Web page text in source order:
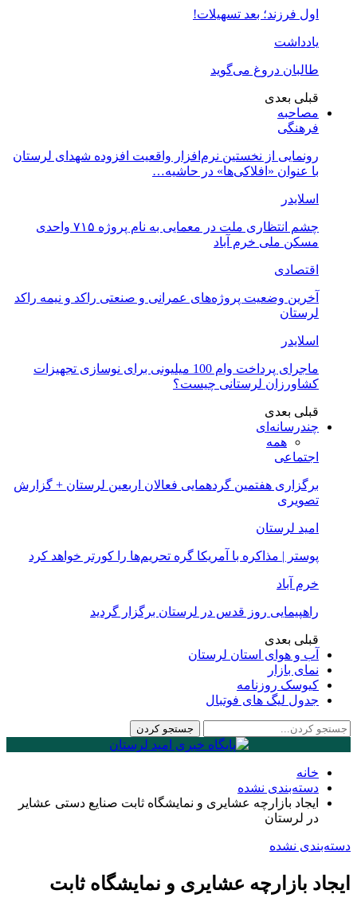
اول فرزند؛ بعد تسهیلات!
یادداشت
طالبان دروغ می‌گوید
قبلی بعدی
مصاحبه
فرهنگی
رونمایی از نخستین نرم‌افزار واقعیت افزوده شهدای لرستان
با عنوان «افلاکی‌ها» در حاشیه…
اسلایدر
چشم انتظاری ملت در معمایی به نام پروژه ۷۱۵ واحدی
مسکن ملی خرم آباد
اقتصادی
آخرین وضعیت پروژه‌های عمرانی و صنعتی راکد و نیمه راکد
لرستان
اسلایدر
ماجرای پرداخت وام 100 میلیونی برای نوسازی تجهیزات
کشاورزان لرستانی چیست؟
قبلی بعدی
چندرسانه‌ای
همه
اجتماعی
برگزاری هفتمین گردهمایی فعالان اربعین لرستان + گزارش
تصویری
امید لرستان
پوستر | مذاکره با آمریکا گره تحریم‌ها را کورتر خواهد کرد
خرم آباد
راهپیمایی روز قدس در لرستان برگزار گردید
قبلی بعدی
آب و هوای استان لرستان
نمای بازار
کیوسک روزنامه
جدول لیگ های فوتبال
خانه
دسته‌بندی نشده
ایجاد بازارچه عشایری و نمایشگاه ثابت صنایع دستی عشایر
در لرستان
دسته‌بندی نشده
ایجاد بازارچه عشایری و نمایشگاه ثابت